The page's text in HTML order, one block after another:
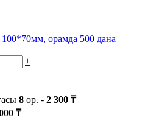
орамда 500 дана
+
8 ор. - 2 300 ₸
₸